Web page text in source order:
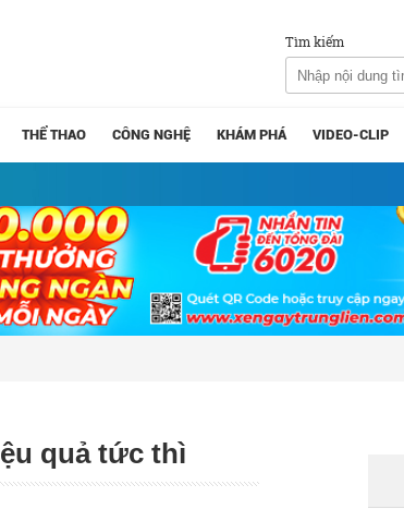
Tìm kiếm
THỂ THAO CÔNG NGHỆ KHÁM PHÁ VIDEO-CLIP
quả tức thì